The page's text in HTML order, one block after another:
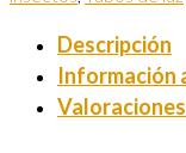
Descripción
Información